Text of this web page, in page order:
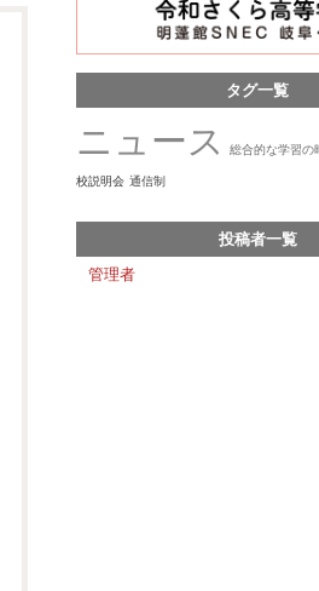
タグ一覧
ニュース 総合的な学習の
校説明会 通信制
投稿者一覧
管理者